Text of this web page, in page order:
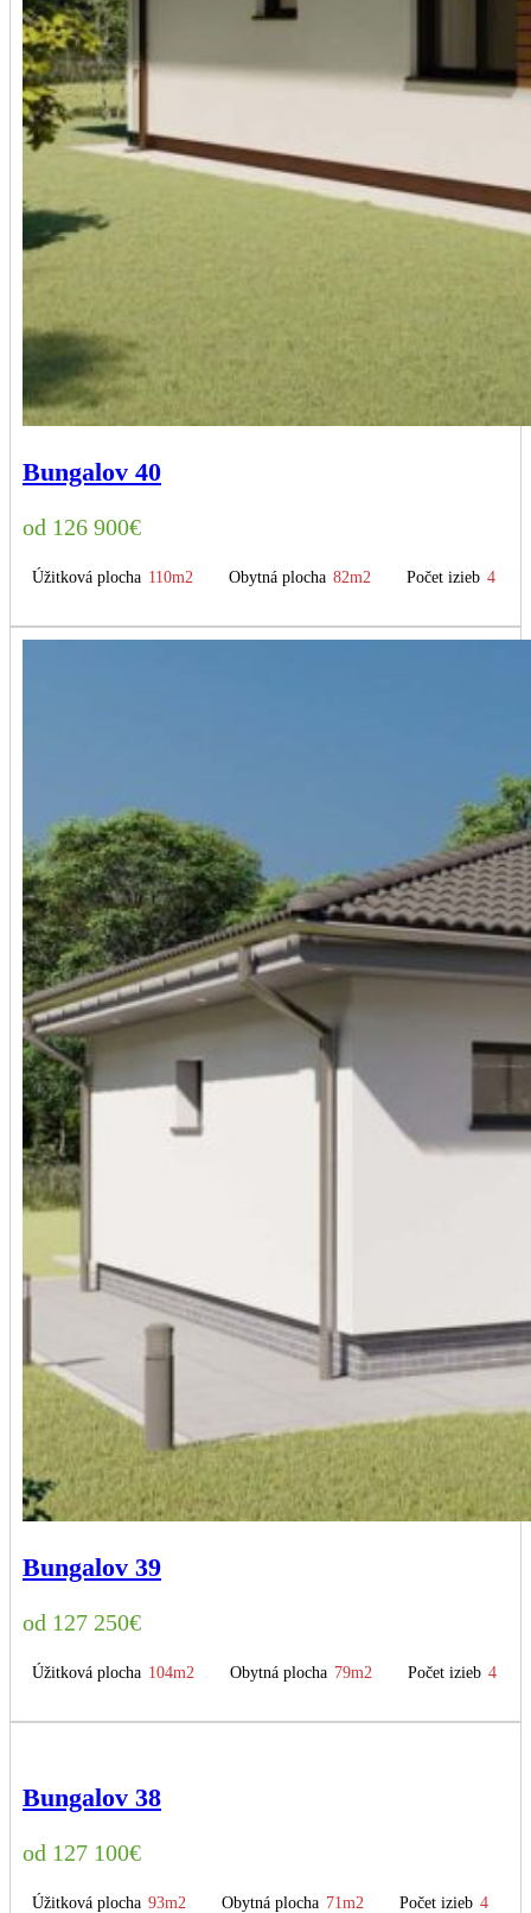
Bungalov 40
126 900€
Úžitková plocha 110m2 Obytná plocha 82m2 Počet izieb 4
Bungalov 39
127 250€
Úžitková plocha 104m2 Obytná plocha 79m2 Počet izieb 4
Bungalov 38
127 100€
Úžitková plocha 93m2 Obytná plocha 71m2 Počet izieb 4